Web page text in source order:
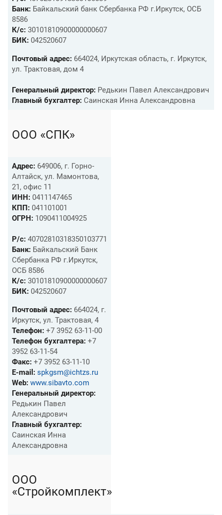
Банк: Байкальский банк Сбербанка РФ г.Иркутск, ОСБ
8586
К/с: 30101810900000000607
БИК: 042520607
Почтовый адрес: 664024, Иркутская область, г. Иркутск,
ул. Трактовая, дом 4
Генеральный директор: Редькин Павел Александрович
Главный бухгалтер: Саинская Инна Александровна
ООО «СПК»
Адрес: 649006, г. Горно-
Алтайск, ул. Мамонтова,
21, офис 11
ИНН: 0411147465
КПП: 041101001
ОГРН: 1090411004925
Р/с: 40702810318350103771
Банк: Байкальский Банк
Сбербанка РФ г.Иркутск,
ОСБ 8586
К/c: 30101810900000000607
БИК: 042520607
Почтовый адрес: 664024, г.
Иркутск, ул. Трактовая, 4
Телефон: +7 3952 63-11-00
Телефон бухгалтера: +7
3952 63-11-54
Факс: +7 3952 63-11-10
E-mail: spkgsm@ichtzs.ru
Web: www.sibavto.com
Генеральный директор:
Редькин Павел
Александрович
Главный бухгалтер:
Саинская Инна
Александровна
ООО
«Стройкомплект»